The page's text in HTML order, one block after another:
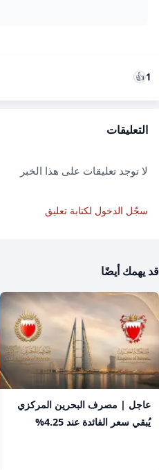
👍1
التعليقات
لا توجد تعليقات على هذا الخبر
سجّل الدخول لكتابة تعليق
قد يهمك أيضًا
عاجل | مصرف البحرين المركزي
يُبقي سعر الفائدة عند 4.25%